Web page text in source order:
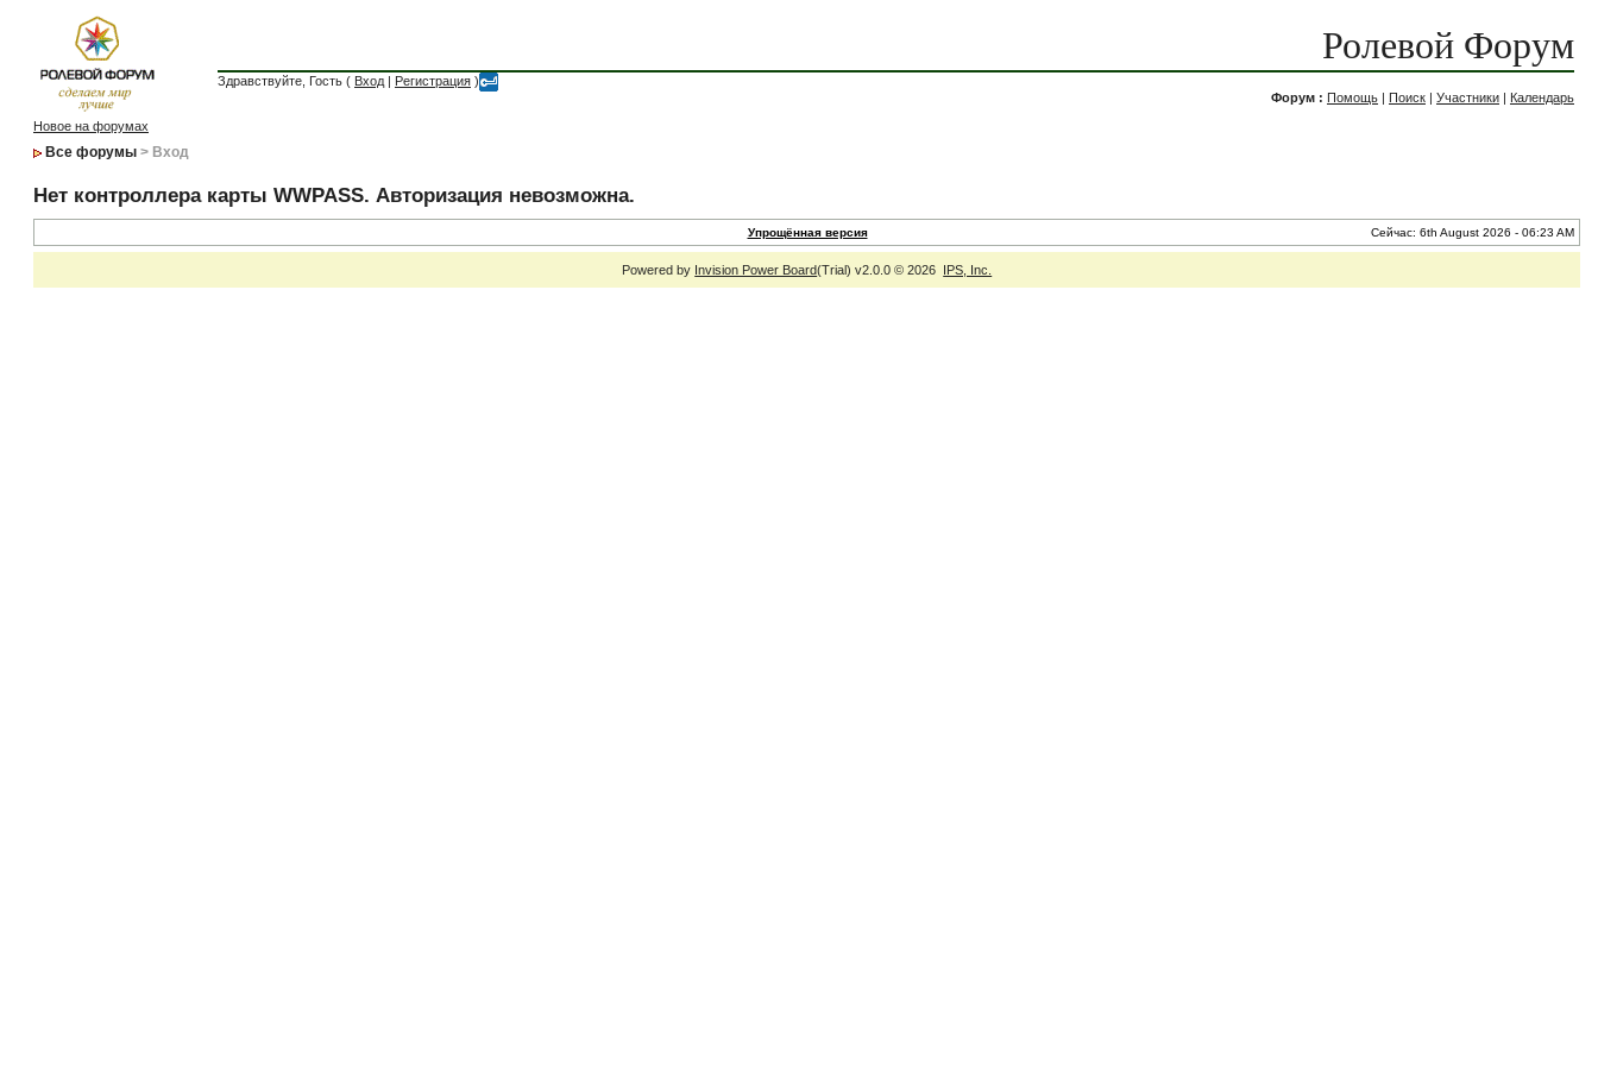
Ролевой Форум
Здравствуйте, Гость ( Вход | Регистрация )
Форум : Помощь | Поиск | Участники | Календарь
Новое на форумах
Все форумы > Вход
Нет контроллера карты WWPASS. Авторизация невозможна.
Упрощённая версия Сейчас: 6th August 2026 - 06:23 AM
Powered by Invision Power Board(Trial) v2.0.0 © 2026 IPS, Inc.